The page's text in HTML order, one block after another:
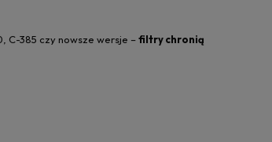
C-385 czy nowsze wersje –filtry chronią